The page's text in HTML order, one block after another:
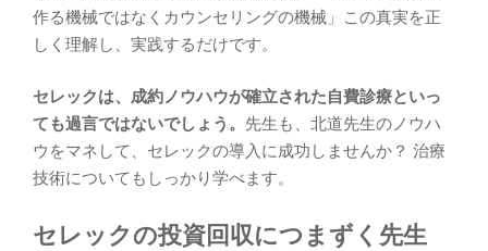
作る機械ではなくカウンセリングの機械」この真実を正
しく理解し、実践するだけです。
セレックは、成約ノウハウが確立された自費診療といっ
ても過言ではないでしょう。 先生も、北道先生のノウハ
ウをマネして、セレックの導入に成功しませんか？ 治療
技術についてもしっかり学べます。
セレックの投資回収につまずく先生